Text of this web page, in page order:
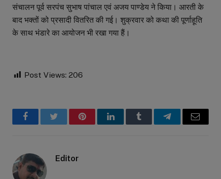
संचालन पूर्व सरपंच सुभाष पांचाल एवं अजय पाण्डेय ने किया। आरती के
बाद भक्तों को प्रसादी वितरित की गई। शुक्रवार को कथा की पूर्णाहूति
के साथ भंडारे का आयोजन भी रखा गया हैं।
Post Views: 206
FacebookTwitter PinterestLinkedInTumblr TelegramEmail
Editor